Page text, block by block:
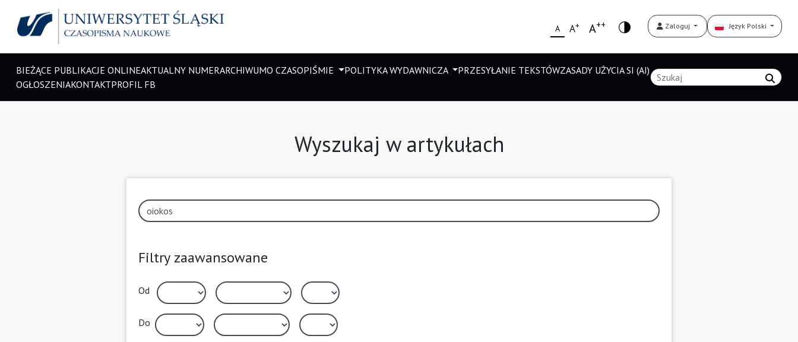
A A+ A++ Zaloguj Język Polski
BIEŻĄCE PUBLIKACJE ONLINEAKTUALNY NUMERARCHIWUMO CZASOPIŚMIE POLITYKA WYDAWNICZA PRZESYŁANIE TEKSTÓWZASADY UŻYCIA SI (AI)
OGŁOSZENIAKONTAKTPROFIL FB
Wyszukaj w artykułach
Filtry zaawansowane
Od
Do